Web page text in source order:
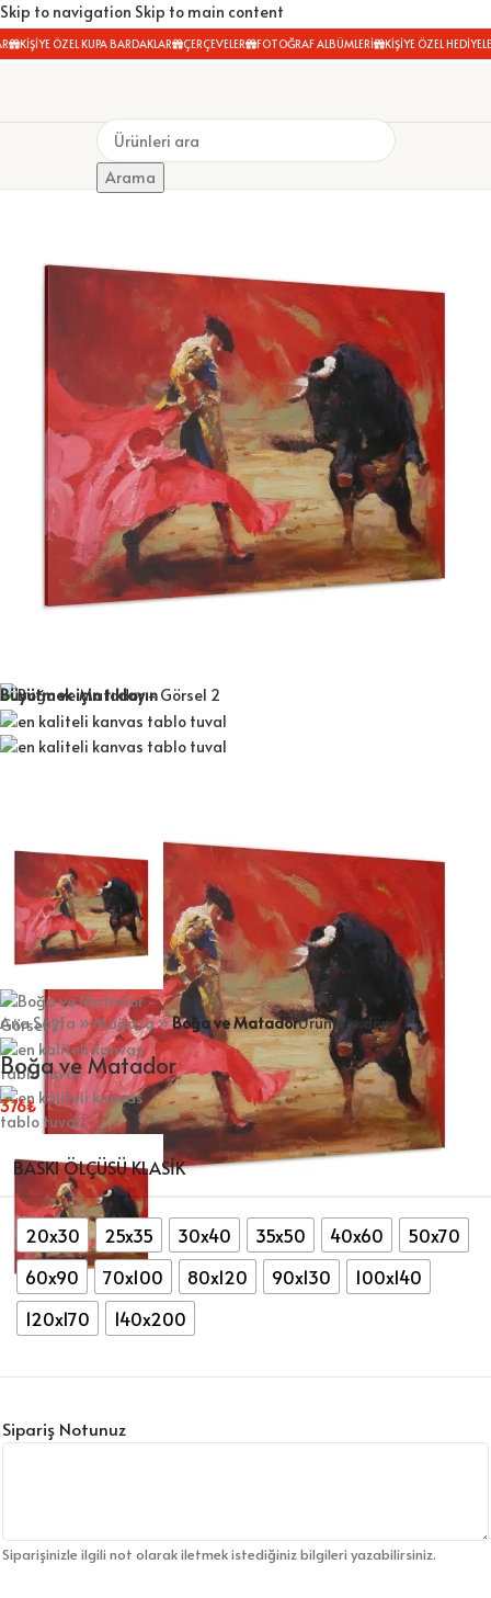
Skip to navigation Skip to main content
KİŞİYE ÖZEL KUPA BARDAKLAR ÇERÇEVELER FOTOĞRAF ALBÜMLERİ KİŞİYE ÖZEL HEDİYELER
Arama
Büyütmek için tıklayın
Ana Sayfa »Mağaza»Boğa ve MatadorÜrünlere dön
Boğa ve Matador
376₺
BASKI ÖLÇÜSÜ KLASIK
20x30 25x35 30x40 35x50 40x60
50x70
60x90
70x100 80x120 90x130
100x140
120x170
140x200
Sipariş Notunuz
Siparişinizle ilgili not olarak iletmek istediğiniz bilgileri yazabilirsiniz.